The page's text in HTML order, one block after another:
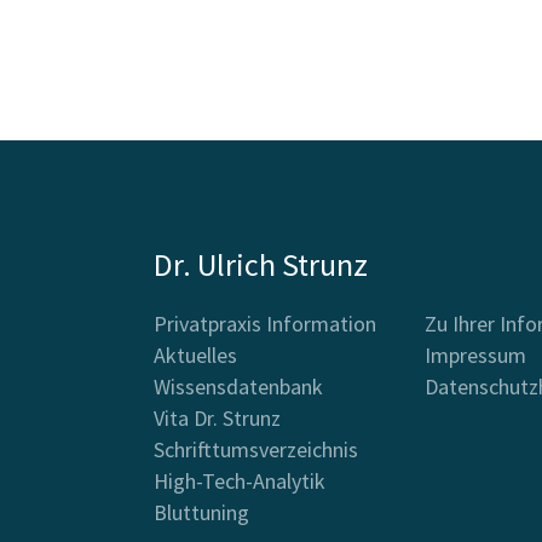
Dr. Ulrich Strunz
Privatpraxis Information
Aktuelles
Wissensdatenbank
Vita Dr. Strunz
Schrifttumsverzeichnis
High-Tech-Analytik
Bluttuning
Zu Ihrer
Impressum